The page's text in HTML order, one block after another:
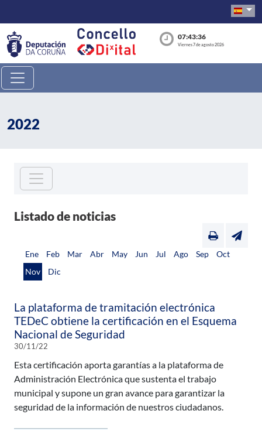
07:43:36
Viernes 7 de agosto 2026
2022
Listado de noticias
Ene Feb Mar Abr May Jun Jul Ago Sep
Oct
Nov
Dic
La plataforma de tramitación electrónica
TEDeC obtiene la certificación en el Esquema
Nacional de Seguridad
30/11/22
Esta certificación aporta garantías a la plataforma de
Administración Electrónica que sustenta el trabajo
municipal y supone un gran avance para garantizar la
seguridad de la información de nuestros ciudadanos.